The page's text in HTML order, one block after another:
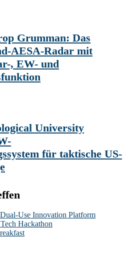
Grumman: Das
AESA-Radar mit
, EW- und
University
für taktische US-
Use Innovation Platform
Hackathon